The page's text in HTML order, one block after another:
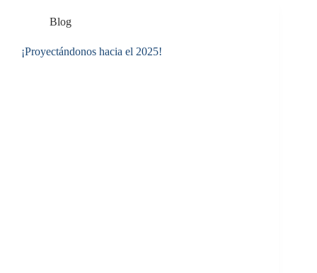
Blog
¡Proyectándonos hacia el 2025!